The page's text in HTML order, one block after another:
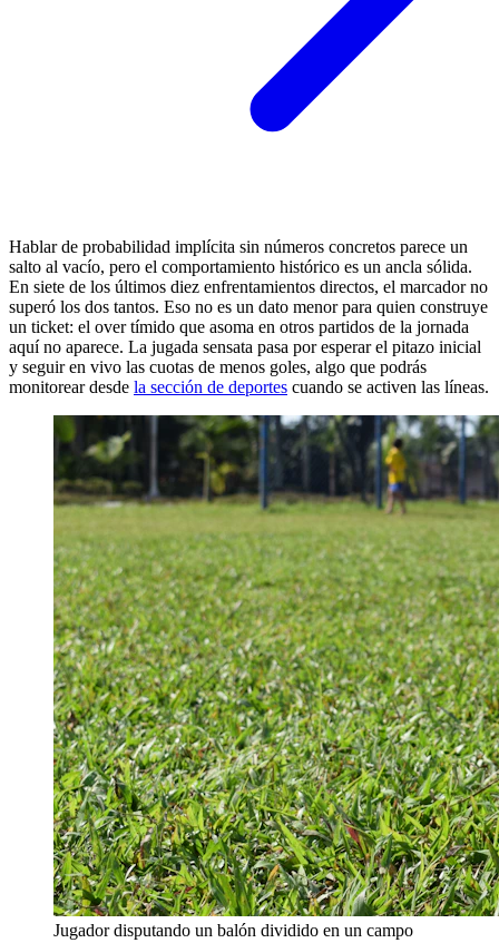
Hablar de probabilidad implícita sin números concretos parece un
salto al vacío, pero el comportamiento histórico es un ancla sólida.
En siete de los últimos diez enfrentamientos directos, el marcador no
superó los dos tantos. Eso no es un dato menor para quien construye
un ticket: el over tímido que asoma en otros partidos de la jornada
aquí no aparece. La jugada sensata pasa por esperar el pitazo inicial
y seguir en vivo las cuotas de menos goles, algo que podrás
monitorear desde la sección de deportes cuando se activen las líneas.
Jugador disputando un balón dividido en un campo